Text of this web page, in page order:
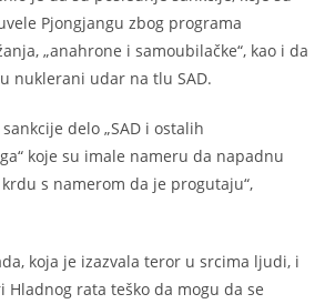
Pjongjangu zbog programa
„anahrone i samoubilačke“, kao i da
nuklerani udar na tlu SAD.
delo „SAD i ostalih
koje su imale nameru da napadnu
s namerom da je progutaju“,
koja je izazvala teror u srcima ljudi, i
Hladnog rata teško da mogu da se